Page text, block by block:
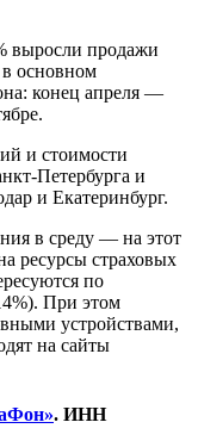
выросли продажи
основном
конец апреля —
и стоимости
Петербурга и
и Екатеринбург.
в среду — на этот
ресурсы страховых
по
При этом
устройствами,
на сайты
. ИНН